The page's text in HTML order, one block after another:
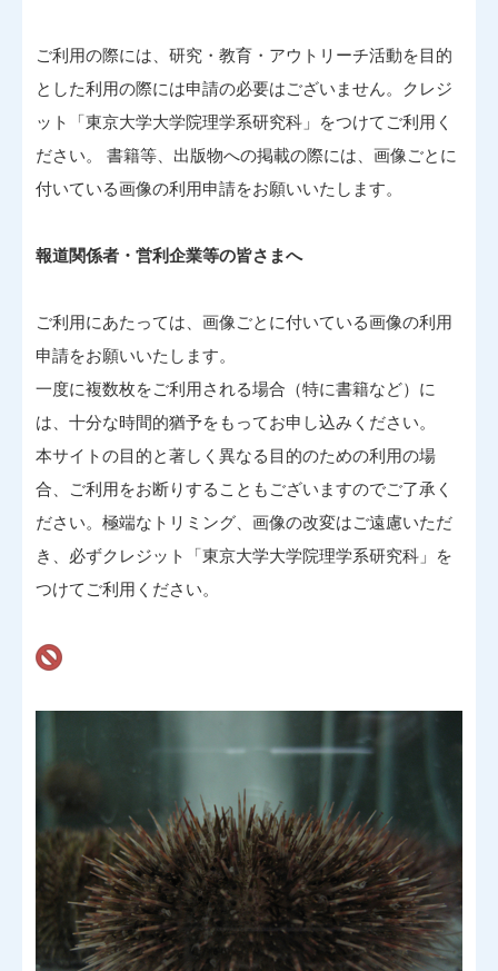
ご利用の際には、研究・教育・アウトリーチ活動を目的
とした利用の際には申請の必要はございません。クレジ
ット「東京大学大学院理学系研究科」をつけてご利用く
ださい。 書籍等、出版物への掲載の際には、画像ごとに
付いている画像の利用申請をお願いいたします。
報道関係者・営利企業等の皆さまへ
ご利用にあたっては、画像ごとに付いている画像の利用
申請をお願いいたします。
一度に複数枚をご利用される場合（特に書籍など）に
は、十分な時間的猶予をもってお申し込みください。
本サイトの目的と著しく異なる目的のための利用の場
合、ご利用をお断りすることもございますのでご了承く
ださい。極端なトリミング、画像の改変はご遠慮いただ
き、必ずクレジット「東京大学大学院理学系研究科」を
つけてご利用ください。